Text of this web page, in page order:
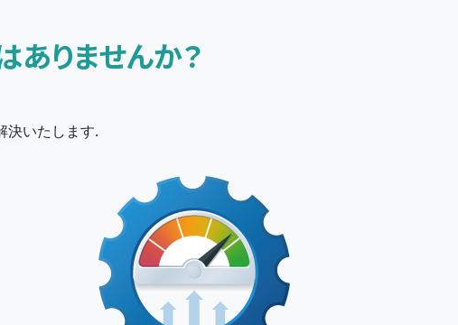
りませんか？
決いたします.